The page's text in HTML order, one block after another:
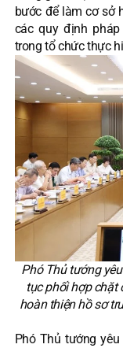
bước để làm cơ sở
các quy định
trong tổ chức thực
Phó Thủ tướng
tục phối hợp chặt
hoàn thiện hồ sơ
Phó Thủ tướng